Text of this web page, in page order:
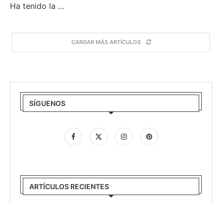
Ha tenido la …
CARGAR MÁS ARTÍCULOS
SÍGUENOS
ARTÍCULOS RECIENTES